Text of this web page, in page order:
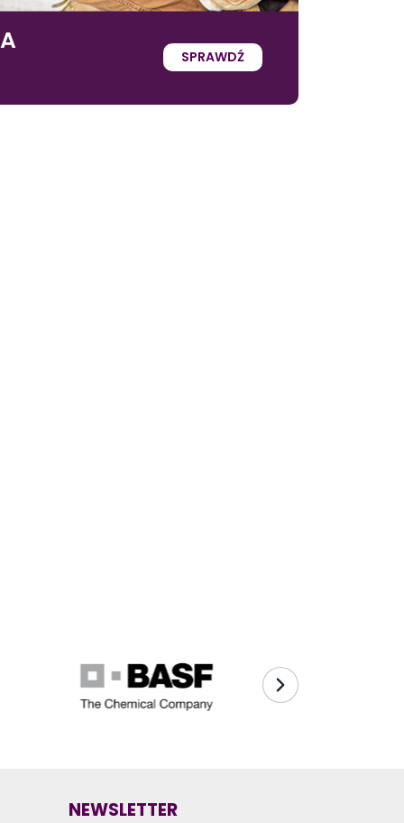
SPRAWDŹ
NEWSLETTER